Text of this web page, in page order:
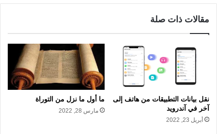
مقالات ذات صلة
نقل بيانات التطبيقات من هاتف إلى
آخر في آندرويد
أبريل 23, 2022
ما أول ما نزل من التوراة
مارس 28, 2022